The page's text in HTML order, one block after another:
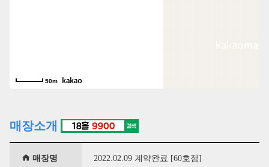
50m
매장소개
매장명 2022.02.09 계약완료 [60호점]